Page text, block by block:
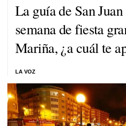
La guía de San
semana de fiesta
Mariña, ¿a cuál te
LA VOZ